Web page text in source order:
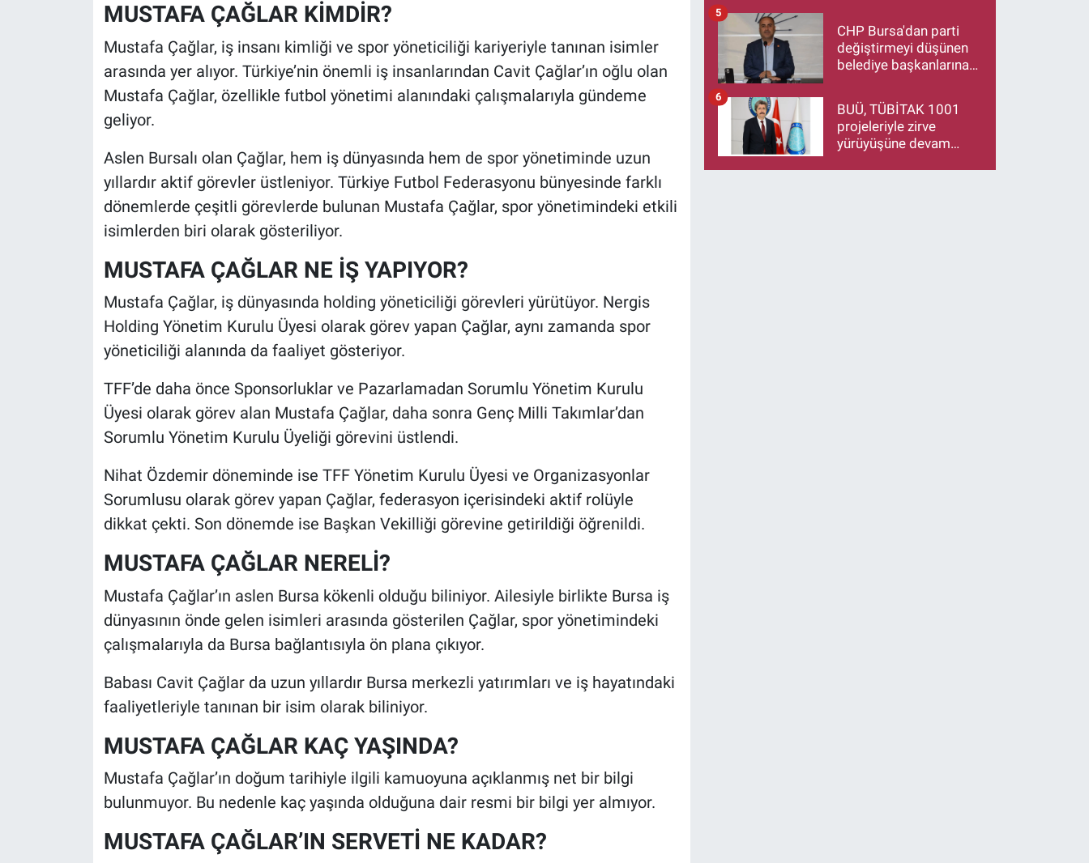
MUSTAFA ÇAĞLAR KİMDİR?
Mustafa Çağlar, iş insanı kimliği ve spor yöneticiliği kariyeriyle tanınan isimler
arasında yer alıyor. Türkiye’nin önemli iş insanlarından Cavit Çağlar’ın oğlu olan
Mustafa Çağlar, özellikle futbol yönetimi alanındaki çalışmalarıyla gündeme
geliyor.
Aslen Bursalı olan Çağlar, hem iş dünyasında hem de spor yönetiminde uzun
yıllardır aktif görevler üstleniyor. Türkiye Futbol Federasyonu bünyesinde farklı
dönemlerde çeşitli görevlerde bulunan Mustafa Çağlar, spor yönetimindeki etkili
isimlerden biri olarak gösteriliyor.
MUSTAFA ÇAĞLAR NE İŞ YAPIYOR?
Mustafa Çağlar, iş dünyasında holding yöneticiliği görevleri yürütüyor. Nergis
Holding Yönetim Kurulu Üyesi olarak görev yapan Çağlar, aynı zamanda spor
yöneticiliği alanında da faaliyet gösteriyor.
TFF’de daha önce Sponsorluklar ve Pazarlamadan Sorumlu Yönetim Kurulu
Üyesi olarak görev alan Mustafa Çağlar, daha sonra Genç Milli Takımlar’dan
Sorumlu Yönetim Kurulu Üyeliği görevini üstlendi.
Nihat Özdemir döneminde ise TFF Yönetim Kurulu Üyesi ve Organizasyonlar
Sorumlusu olarak görev yapan Çağlar, federasyon içerisindeki aktif rolüyle
dikkat çekti. Son dönemde ise Başkan Vekilliği görevine getirildiği öğrenildi.
MUSTAFA ÇAĞLAR NERELİ?
Mustafa Çağlar’ın aslen Bursa kökenli olduğu biliniyor. Ailesiyle birlikte Bursa iş
dünyasının önde gelen isimleri arasında gösterilen Çağlar, spor yönetimindeki
çalışmalarıyla da Bursa bağlantısıyla ön plana çıkıyor.
Babası Cavit Çağlar da uzun yıllardır Bursa merkezli yatırımları ve iş hayatındaki
faaliyetleriyle tanınan bir isim olarak biliniyor.
MUSTAFA ÇAĞLAR KAÇ YAŞINDA?
Mustafa Çağlar’ın doğum tarihiyle ilgili kamuoyuna açıklanmış net bir bilgi
bulunmuyor. Bu nedenle kaç yaşında olduğuna dair resmi bir bilgi yer almıyor.
MUSTAFA ÇAĞLAR’IN SERVETİ NE KADAR?
Ziyareti
CHP Bursa'dan parti
değiştirmeyi düşünen
belediye başkanlarına
makamlarınızı da
bırakın
5
BUÜ, TÜBİTAK 1001
projeleriyle zirve
yürüyüşüne devam
6